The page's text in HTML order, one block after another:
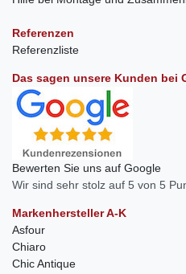
Referenzen
Referenzliste
Das sagen unsere Kunden bei
Bewerten Sie uns auf Google
Wir sind sehr stolz auf 5 von 5
Markenhersteller A-K
Asfour
Chiaro
Chic Antique